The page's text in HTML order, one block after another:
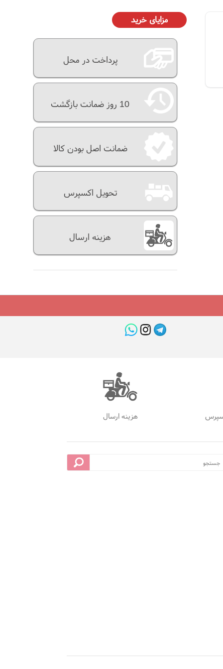
مزایای خرید
پرداخت در محل
10 روز ضمانت بازگشت
ضمانت اصل بودن کالا
تحویل اکسپرس
هزینه ارسال
هزینه ارسال